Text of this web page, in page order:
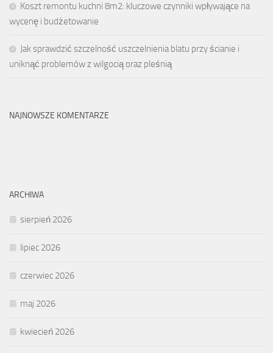
Koszt remontu kuchni 8m2: kluczowe czynniki wpływające na
wycenę i budżetowanie
Jak sprawdzić szczelność uszczelnienia blatu przy ścianie i
uniknąć problemów z wilgocią oraz pleśnią
NAJNOWSZE KOMENTARZE
ARCHIWA
sierpień 2026
lipiec 2026
czerwiec 2026
maj 2026
kwiecień 2026